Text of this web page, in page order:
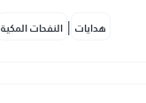
النفحات المكية | هدايات